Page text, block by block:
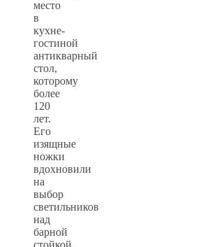
место
в
кухне-
гостиной
антикварный
стол,
которому
более
120
лет.
Его
изящные
ножки
вдохновили
на
выбор
светильников
над
барной
стойкой,